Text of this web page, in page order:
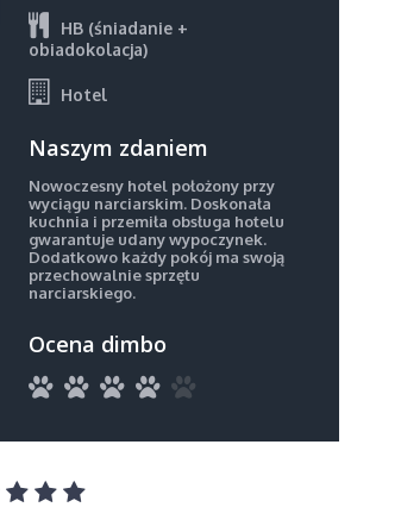
HB (śniadanie +
obiadokolacja)
Hotel
Naszym zdaniem
Nowoczesny hotel położony przy
wyciągu narciarskim. Doskonała
kuchnia i przemiła obsługa hotelu
gwarantuje udany wypoczynek.
Dodatkowo każdy pokój ma swoją
przechowalnie sprzętu
narciarskiego.
Ocena dimbo